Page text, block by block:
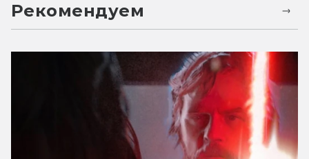
Рекомендуем